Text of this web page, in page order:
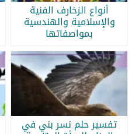
أنواع الزخارف الفنية
والإسلامية والهندسية
بمواصفاتها
تفسير حلم نسر بني في